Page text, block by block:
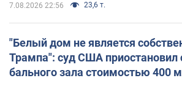
7.08.2026 22:56 23,6 т.
"Белый дом не является
Трампа": суд США приостановил
бального зала стоимостью 400